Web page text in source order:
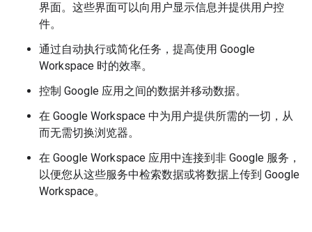
界面。这些界面可以向用户显示信息并提供用户控
件。
通过自动执行或简化任务，提高使用 Google
Workspace 时的效率。
控制 Google 应用之间的数据并移动数据。
在 Google Workspace 中为用户提供所需的一切，从
而无需切换浏览器。
在 Google Workspace 应用中连接到非 Google 服务，
以便您从这些服务中检索数据或将数据上传到 Google
Workspace。